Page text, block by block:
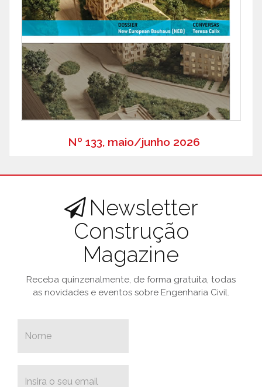
Nº 133, maio/junho 2026
Newsletter
Construção
Magazine
Receba quinzenalmente, de forma gratuita, todas
as novidades e eventos sobre Engenharia Civil.